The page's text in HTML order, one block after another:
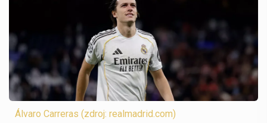
Álvaro Carreras (zdroj: realmadrid.com)